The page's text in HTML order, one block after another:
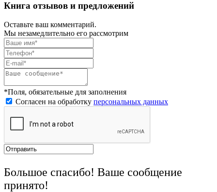
Книга отзывов и предложений
Оставьте ваш комментарий.
Мы незамедлительно его рассмотрим
*Поля, обязательные для заполнения
Согласен на обработку персональных данных
Большое спасибо! Ваше сообщение
принято!